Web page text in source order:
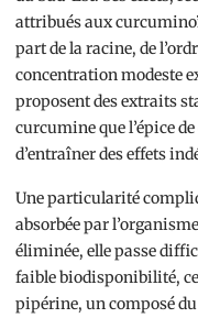
attribués aux
part de la racine, de
concentration modeste
proposent des extraits
curcumine que l’épice
d’entraîner des effets
Une particularité
absorbée par
éliminée, elle passe
faible biodisponibilité,
pipérine, un composé